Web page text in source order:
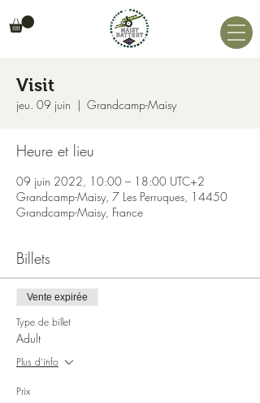
Visit
jeu. 09 juin
  |
Grandcamp-Maisy
Heure et lieu
09 juin 2022, 10:00 – 18:00 UTC+2
Grandcamp-Maisy, 7 Les Perruques, 14450
Grandcamp-Maisy, France
Billets
Vente expirée
Type de billet
Adult
Plus d'info
Prix